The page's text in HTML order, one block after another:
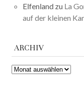
Elfenland zu La
auf der kleinen
ARCHIV
ARCHIV